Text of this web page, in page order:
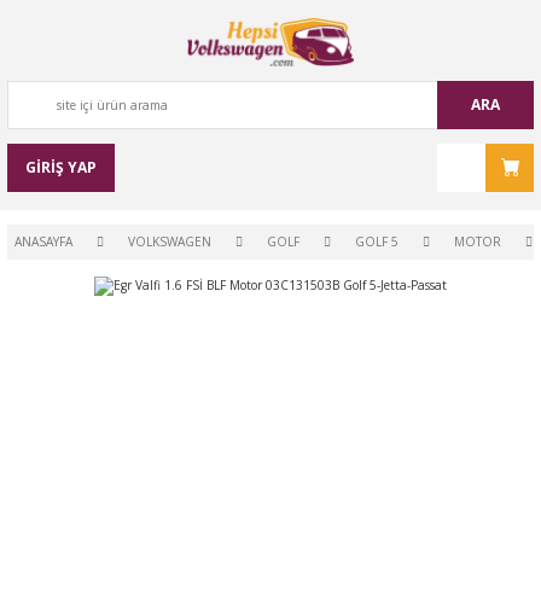
ARA
GİRİŞ YAP
ANASAYFA VOLKSWAGEN GOLF GOLF 5 MOTOR